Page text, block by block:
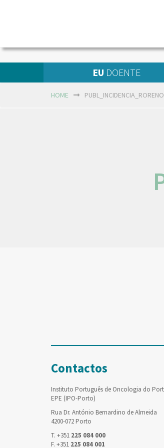
EU DOENTE
HOME
Contactos
Instituto Português de Oncologia do
EPE (IPO-Porto)
Rua Dr. António Bernardino de Almeida
4200-072 Porto
T. +351 225 084 000
F. +351 225 084 001